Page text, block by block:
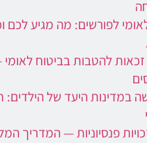
לפורשים: מה מגיע
להטבות בביטוח לאומי
במדינות היעד של הילדים:
פנסיוניות — המדריך